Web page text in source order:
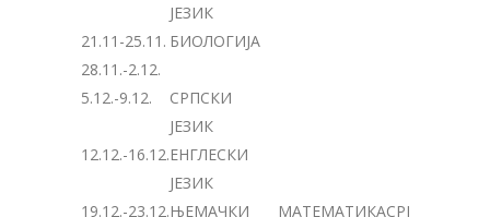
ЈЕЗИК
21.11-25.11. БИОЛОГИЈА
28.11.-2.12.
5.12.-9.12.
СРПСКИ
ЈЕЗИК
12.12.-16.12.ЕНГЛЕСКИ
ЈЕЗИК
19.12.-23.12.ЊЕМАЧКИ МАТЕМАТИКАСРПСКИ